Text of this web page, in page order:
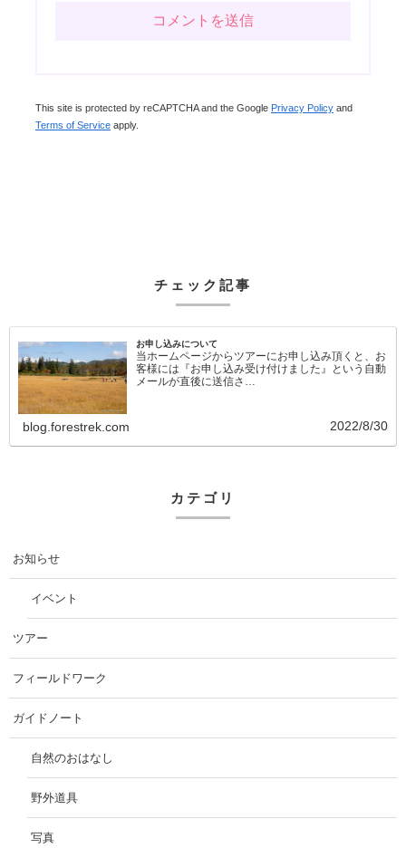
This site is protected by reCAPTCHA and the Google Privacy Policy and
Terms of Service apply.
チェック記事
お申し込みについて
当ホームページからツアーにお申し込み頂くと、お
客様には『お申し込み受け付けました』という自動
メールが直後に送信さ…
blog.forestrek.com 2022/8/30
カテゴリ
お知らせ
イベント
ツアー
フィールドワーク
ガイドノート
自然のおはなし
野外道具
写真